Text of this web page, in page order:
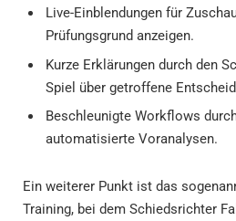
Live-Einblendungen für
Prüfungsgrund anzeigen.
Kurze Erklärungen durch den
Spiel über getroffene
Beschleunigte Workflows
automatisierte Voranalysen.
Ein weiterer Punkt ist das
Training, bei dem Schiedsrichter